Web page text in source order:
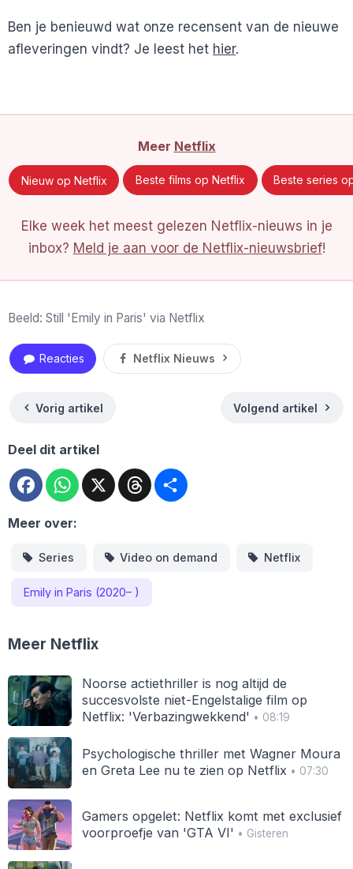
Ben je benieuwd wat onze recensent van de nieuwe
afleveringen vindt? Je leest het hier.
Meer Netflix
Nieuw op Netflix Beste films op Netflix Beste series
Elke week het meest gelezen Netflix-nieuws in je
inbox? Meld je aan voor de Netflix-nieuwsbrief!
Beeld: Still 'Emily in Paris' via Netflix
Reacties Netflix Nieuws
Vorig artikel Volgend artikel
Deel dit artikel
FacebookWhatsApp
X Threads
Meer over:
Series Video on demand Netflix
Emily in Paris (2020– )
Meer Netflix
Noorse actiethriller is nog altijd de
succesvolste niet-Engelstalige film op
Netflix: 'Verbazingwekkend' • 08:19
Psychologische thriller met Wagner Moura
en Greta Lee nu te zien op Netflix• 07:30
Gamers opgelet: Netflix komt met exclusief
voorproefje van 'GTA VI' • Gisteren